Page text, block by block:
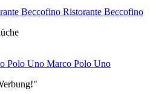
Ristorante Beccofino
Marco Polo Uno